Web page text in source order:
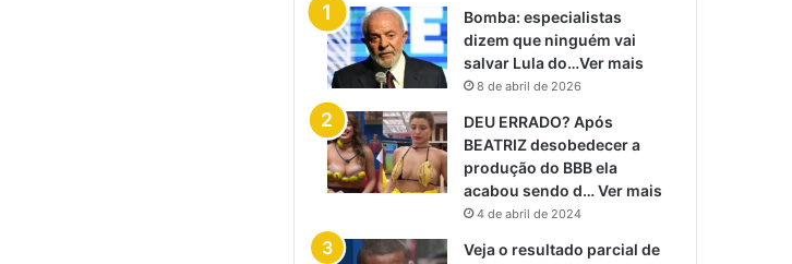
Bomba: especialistas
dizem que ninguém vai
salvar Lula do…Ver mais
8 de abril de 2026
DEU ERRADO? Após
BEATRIZ desobedecer a
produção do BBB ela
acabou sendo d… Ver mais
4 de abril de 2024
Veja o resultado parcial de